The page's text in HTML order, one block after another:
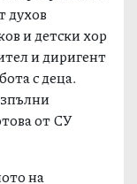
програма за 1
духов
и детски хор
и диригент
с деца.
от СУ